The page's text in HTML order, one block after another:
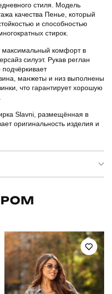
стиля. Модель
качества Пенье, который
и способностью
стирок.
максимальный комфорт в
силуэт. Рукав реглан
манжеты и низ выполнены
что гарантирует хорошую
Slavni, размещённая в
оригинальность изделия и
для повсякденного носіння
повсякденний
весна-осінь